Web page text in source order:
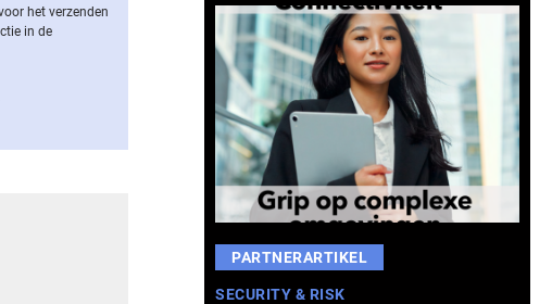
het verzenden
in de
PARTNERARTIKEL
SECURITY & RISK